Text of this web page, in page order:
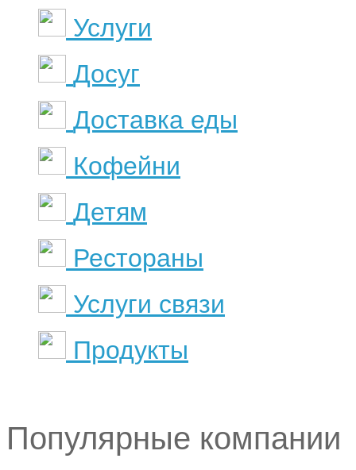
Услуги
Досуг
Доставка еды
Кофейни
Детям
Рестораны
Услуги связи
Продукты
Популярные компании